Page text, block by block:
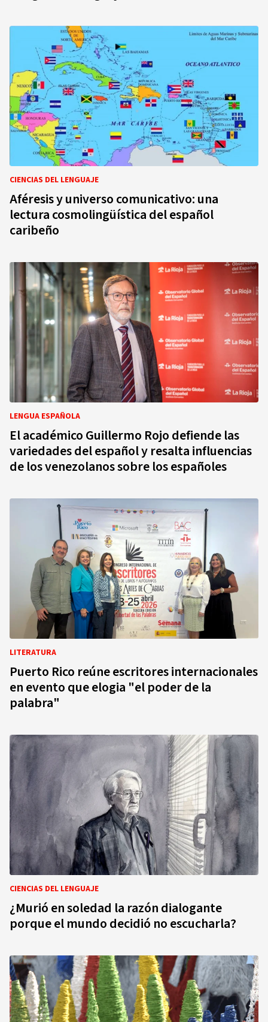
CIENCIAS DEL LENGUAJE
Aféresis y universo comunicativo: una
lectura cosmolingüística del español
caribeño
LENGUA ESPAÑOLA
El académico Guillermo Rojo defiende las
variedades del español y resalta influencias
de los venezolanos sobre los españoles
LITERATURA
Puerto Rico reúne escritores internacionales
en evento que elogia "el poder de la
palabra"
CIENCIAS DEL LENGUAJE
¿Murió en soledad la razón dialogante
porque el mundo decidió no escucharla?